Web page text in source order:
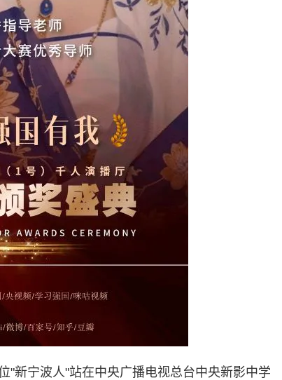
"新宁波人"站在中央广播电视总台中央新影中学